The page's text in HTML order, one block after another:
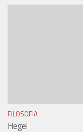
FILOSOFIA
Hegel